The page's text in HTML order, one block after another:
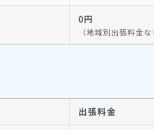
0円
（地域別出張料金
出張料金